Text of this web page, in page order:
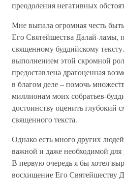
преодоления негативных
Мне выпала огромная честь
Его Святейшества Далай-ламы,
священному буддийскому
выполнением этой скромной
предоставлена драгоценная
в благом деле – помочь
миллионам моих собратьев-
достоинству оценить глубокий
священного текста.
Однако есть много других
важной и даже необходимой для
В первую очередь я бы хотел
восхищение Его Святейшеству